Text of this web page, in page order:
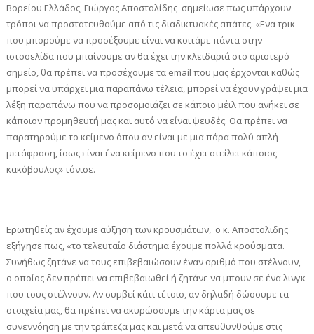
Βορείου Ελλάδος, Γιώργος Αποστολίδης σημείωσε πως υπάρχουν
τρόποι να προστατευθούμε από τις διαδικτυακές απάτες. «Ενα τρικ
που μπορούμε να προσέξουμε είναι να κοιτάμε πάντα στην
ιστοσελίδα που μπαίνουμε αν θα έχει την κλειδαριά στο αριστερό
σημείο, θα πρέπει να προσέχουμε τα email που μας έρχονται καθώς
μπορεί να υπάρχει μια παραπάνω τέλεια, μπορεί να έχουν γράψει μια
λέξη παραπάνω που να προσομοιάζει σε κάποιο μέιλ που ανήκει σε
κάποιον προμηθευτή μας και αυτό να είναι ψευδές. Θα πρέπει να
παρατηρούμε το κείμενο όπου αν είναι με μια πάρα πολύ απλή
μετάφραση, ίσως είναι ένα κείμενο που το έχει στείλει κάποιος
κακόβουλος» τόνισε.
Ερωτηθείς αν έχουμε αύξηση των κρουσμάτων, ο κ. Αποστολιδης
εξήγησε πως, «το τελευταίο διάστημα έχουμε πολλά κρούσματα.
Συνήθως ζητάνε να τους επιβεβαιώσουν έναν αριθμό που στέλνουν,
ο οποίος δεν πρέπει να επιβεβαιωθεί ή ζητάνε να μπουν σε ένα λινγκ
που τους στέλνουν. Αν συμβεί κάτι τέτοιο, αν δηλαδή δώσουμε τα
στοιχεία μας, θα πρέπει να ακυρώσουμε την κάρτα μας σε
συνεννόηση με την τράπεζα μας και μετά να απευθυνθούμε στις